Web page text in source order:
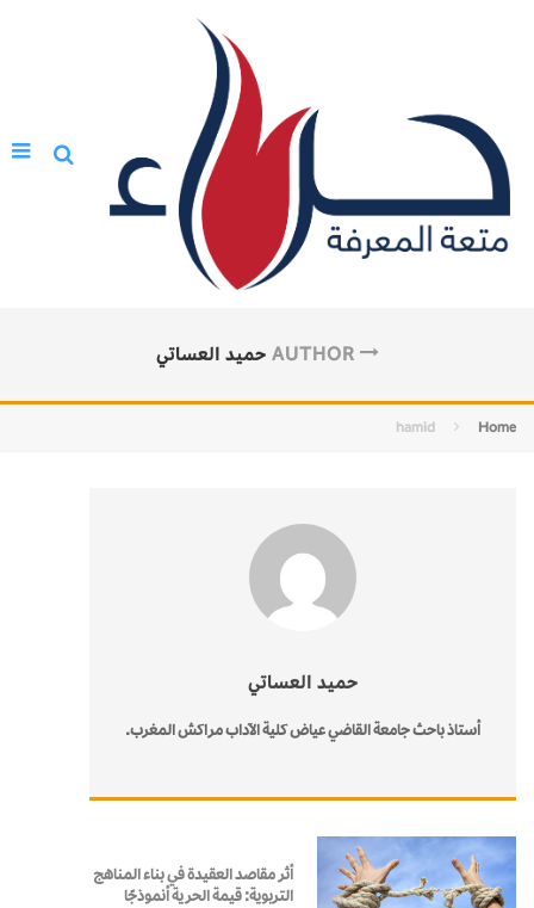
AUTHOR حميد العساتي
Home
hamid
حميد العساتي
أستاذ باحث جامعة القاضي عياض كلية الآداب مراكش المغرب.
أثر مقاصد العقيدة في بناء المناهج
التربوية: قيمة الحرية أنموذجًا